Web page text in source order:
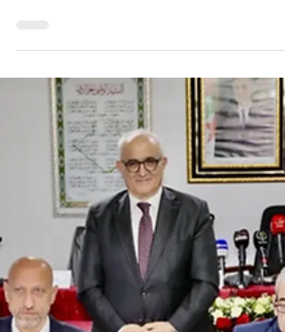
Les nouveaux prix sont fixés en toutes taxes
des Hydrocarbures (ARH). En effet, à partir
01 janvier 2026 minuit, les nouveaux prix
carburant sont affichés comme suit :
SP 95 = 47,00 DA / Litre (ancien prix = 45,97
DA / Litre ) Gasoil = 31,00 DA / Litre (ancien
prix = 29,01 DA / Litre